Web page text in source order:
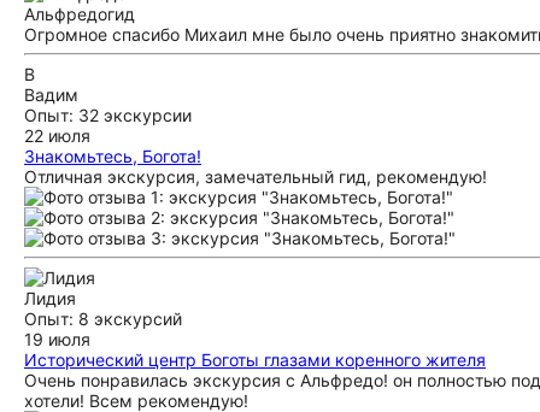
Альфредогид
Огромное спасибо Михаил мне было очень приятно
В
Вадим
Опыт: 32 экскурсии
22 июля
Знакомьтесь, Богота!
Отличная экскурсия, замечательный гид, рекомендую!
Лидия
Опыт: 8 экскурсий
19 июля
Исторический центр Боготы глазами коренного жителя
Очень понравилась экскурсия с Альфредо! он полностью
хотели! Всем рекомендую!